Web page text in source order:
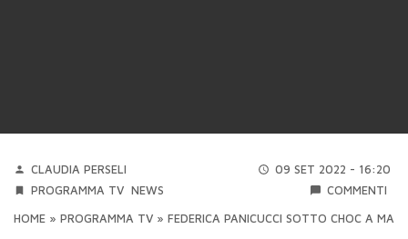
CLAUDIA PERSELI
09 SET 2022 - 16:20
PROGRAMMA TV NEWS COMMENTI
HOME » PROGRAMMA TV » FEDERICA PANICUCCI SOTTO CHOC A